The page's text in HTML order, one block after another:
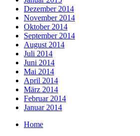
Dezember 2014
November 2014
Oktober 2014
September 2014
August 2014
Juli 2014
Juni 2014
Mai 2014
April 2014
März 2014
Februar 2014
Januar 2014
Home